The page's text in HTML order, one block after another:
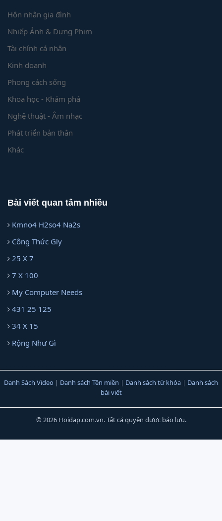
Hôn nhân gia đình
Nhiếp Ảnh & Dựng Phim
Tài chính cá nhân
Kinh doanh
Phong cách sống
Khoa học - Khám phá
Nghệ thuật - Âm nhạc
Phát triển bản thân
Khác
Bài viết quan tâm nhiều
Kmno4 H2so4 Na2s
Công Thức Gly
25 X 7
7 X 100
My Computer Needs
431 25 125
34 X 15
Rộng Như Gì
Danh Sách Video | Danh sách Tên miền | Danh sách từ khóa | Danh sách
bài viết
© 2026 Hoidap.com.vn. Tất cả quyền được bảo lưu.